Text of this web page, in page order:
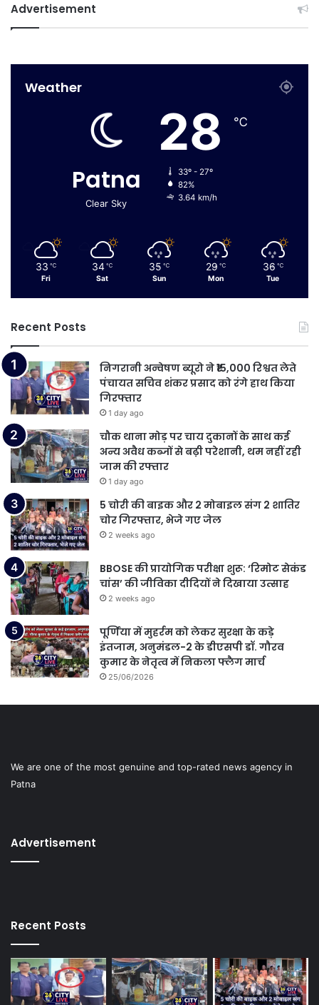
Advertisement
Weather
Patna
Clear Sky
28 ℃
33º - 27º
82%
3.64 km/h
33 ℃
Fri
34 ℃
Sat
35 ℃
Sun
29 ℃
Mon
36 ℃
Tue
Recent Posts
निगरानी अन्वेषण ब्यूरो ने ₹15,000 रिश्वत लेते
पंचायत सचिव शंकर प्रसाद को रंगे हाथ किया
गिरफ्तार
1 day ago
चौक थाना मोड़ पर चाय दुकानों के साथ कई
अन्य अवैध कब्जों से बढ़ी परेशानी, थम नहीं रही
जाम की रफ्तार
1 day ago
5 चोरी की बाइक और 2 मोबाइल संग 2 शातिर
चोर गिरफ्तार, भेजे गए जेल
2 weeks ago
BBOSE की प्रायोगिक परीक्षा शुरू: ‘रिमोट सेकंड
चांस’ की जीविका दीदियों ने दिखाया उत्साह
2 weeks ago
पूर्णिया में मुहर्रम को लेकर सुरक्षा के कड़े
इंतजाम, अनुमंडल-2 के डीएसपी डॉ. गौरव
कुमार के नेतृत्व में निकला फ्लैग मार्च
25/06/2026
We are one of the most genuine and top-rated news agency in
Patna
Advertisement
Recent Posts